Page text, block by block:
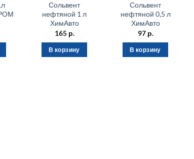
Сольвент
нефтяной 1 л
ХимАвто
165 р.
В корзину
Сольвент
нефтяной 0,5 л
ХимАвто
97 р.
В корзину